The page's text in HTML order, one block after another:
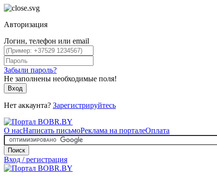
Авторизация
Логин, телефон или email
Забыли пароль?
Не заполнены необходимые поля!
Вход
Нет аккаунта? Зарегистрируйтесь
О насНаписать письмоРеклама на порталеОплата
Поиск
Вход / регистрация